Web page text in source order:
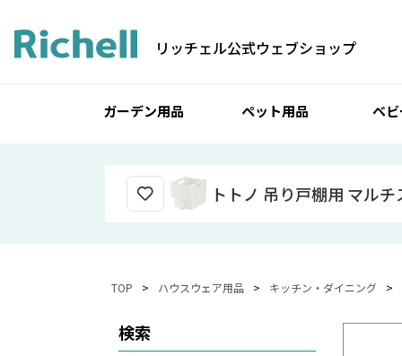
リッチェル公式ウェブショップ
ガーデン用品 ペット用品 ベ
トトノ 吊り戸棚用 マル
TOP ハウスウェア用品 キッチン・ダイニング
検索